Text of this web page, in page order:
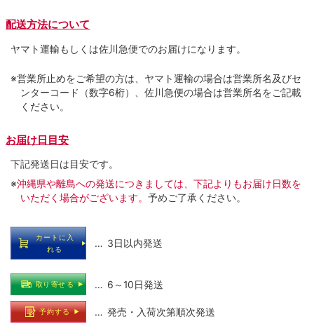
配送方法について
ヤマト運輸もしくは佐川急便でのお届けになります。
※営業所止めをご希望の方は、ヤマト運輸の場合は営業所名及びセ
ンターコード（数字6桁）、佐川急便の場合は営業所名をご記載
ください。
お届け日目安
下記発送日は目安です。
※沖縄県や離島への発送につきましては、下記よりもお届け日数を
いただく場合がございます。 予めご了承ください。
カートに入
れる
… 3日以内発送
取り寄せる … 6～10日発送
予約する … 発売・入荷次第順次発送